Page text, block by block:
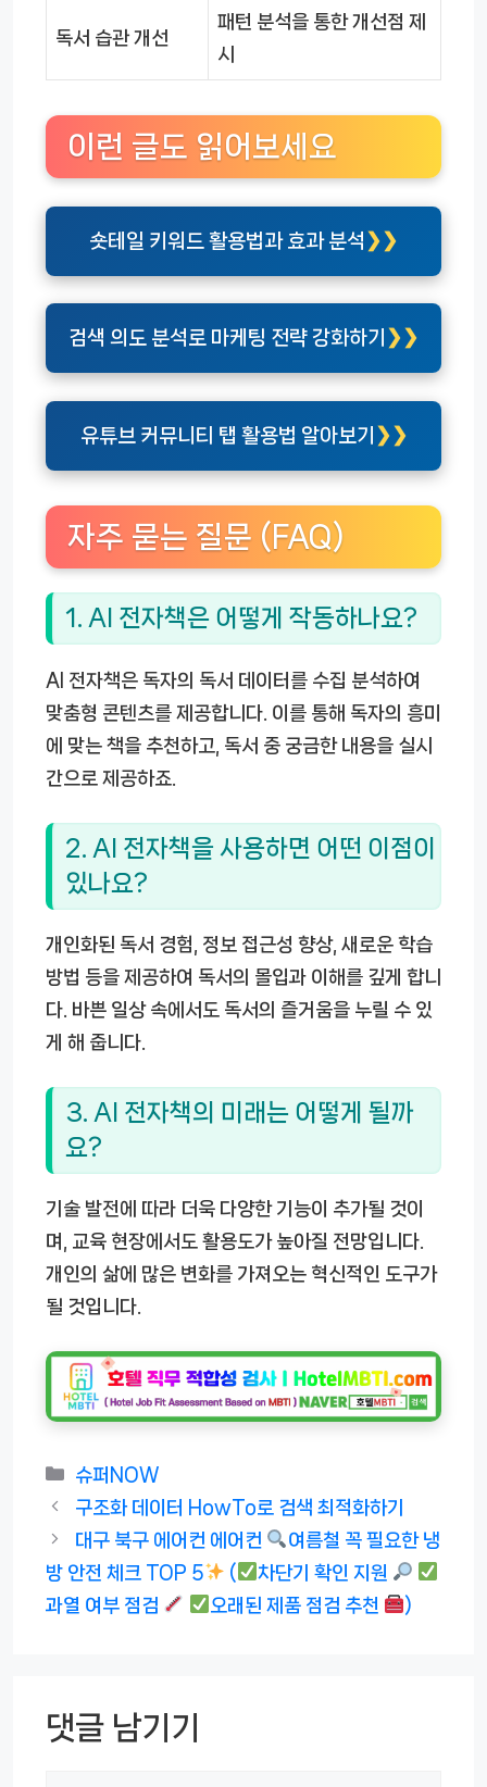
독서 습관 개선
패턴 분석을 통한 개선점 제
시
이런 글도 읽어보세요
숏테일 키워드 활용법과 효과 분석
검색 의도 분석로 마케팅 전략 강화하기
유튜브 커뮤니티 탭 활용법 알아보기
자주 묻는 질문 (FAQ)
1. AI 전자책은 어떻게 작동하나요?
AI 전자책은 독자의 독서 데이터를 수집 분석하여
맞춤형 콘텐츠를 제공합니다. 이를 통해 독자의 흥미
에 맞는 책을 추천하고, 독서 중 궁금한 내용을 실시
간으로 제공하죠.
2. AI 전자책을 사용하면 어떤 이점이
있나요?
개인화된 독서 경험, 정보 접근성 향상, 새로운 학습
방법 등을 제공하여 독서의 몰입과 이해를 깊게 합니
다. 바쁜 일상 속에서도 독서의 즐거움을 누릴 수 있
게 해 줍니다.
3. AI 전자책의 미래는 어떻게 될까
요?
기술 발전에 따라 더욱 다양한 기능이 추가될 것이
며, 교육 현장에서도 활용도가 높아질 전망입니다.
개인의 삶에 많은 변화를 가져오는 혁신적인 도구가
될 것입니다.
카
테
리
슈퍼NOW
구조화 데이터 HowTo로 검색 최적화하기
대구 북구 에어컨 에어컨
여름철 꼭 필요한 냉
방 안전 체크 TOP 5
(
차단기 확인 지원
과열 여부 점검
오래된 제품 점검 추천 )
댓글 남기기